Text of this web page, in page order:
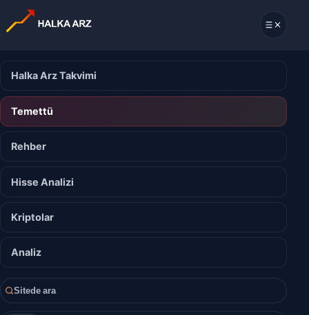
Halka Arz Takvimi
Temettü
Rehber
Hisse Analizi
Kriptolar
Analiz
Sitede ara